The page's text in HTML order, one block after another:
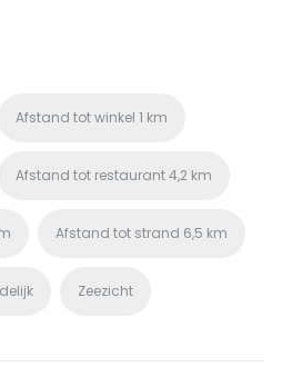
Afstand tot winkel 1 km
Afstand tot restaurant4,2 km
Afstand tot strand 6,5 km
Zeezicht